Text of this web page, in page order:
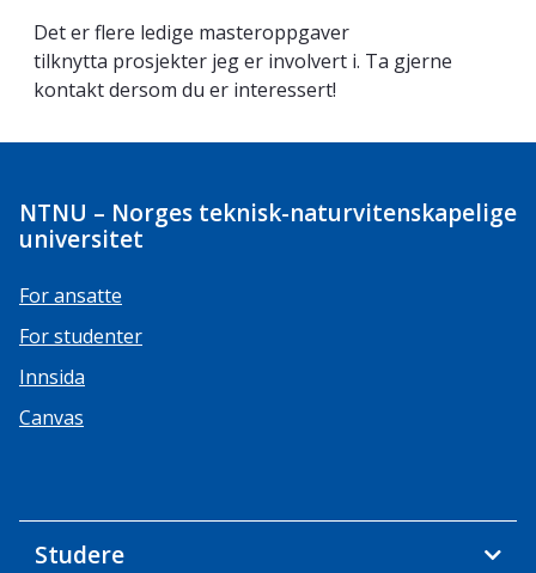
Det er flere ledige masteroppgaver
tilknytta prosjekter jeg er involvert i. Ta gjerne
kontakt dersom du er interessert!
NTNU – Norges teknisk-naturvitenskapelige
universitet
For ansatte
For studenter
Innsida
Canvas
Studere